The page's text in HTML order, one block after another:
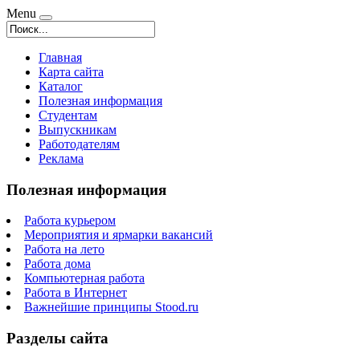
Menu
Главная
Карта сайта
Каталог
Полезная информация
Студентам
Выпускникам
Работодателям
Реклама
Полезная информация
Работа курьером
Мероприятия и ярмарки вакансий
Работа на лето
Работа дома
Компьютерная работа
Работа в Интернет
Важнейшие принципы Stood.ru
Разделы сайта